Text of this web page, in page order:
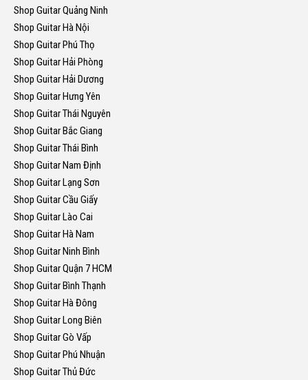
Shop Guitar Quảng Ninh
Shop Guitar Hà Nội
Shop Guitar Phú Thọ
Shop Guitar Hải Phòng
Shop Guitar Hải Dương
Shop Guitar Hưng Yên
Shop Guitar Thái Nguyên
Shop Guitar Bắc Giang
Shop Guitar Thái Bình
Shop Guitar Nam Định
Shop Guitar Lạng Sơn
Shop Guitar Cầu Giấy
Shop Guitar Lào Cai
Shop Guitar Hà Nam
Shop Guitar Ninh Bình
Shop Guitar Quận 7 HCM
Shop Guitar Bình Thạnh
Shop Guitar Hà Đông
Shop Guitar Long Biên
Shop Guitar Gò Vấp
Shop Guitar Phú Nhuận
Shop Guitar Thủ Đức